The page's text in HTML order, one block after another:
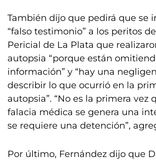
También dijo que pedirá que se
“falso testimonio” a los peritos
Pericial de La Plata que
autopsia “porque están
información” y “hay una
describir lo que ocurrió en la
autopsia”. “No es la primera vez
falacia médica se genera una
se requiere una detención”,
Por último, Fernández dijo que